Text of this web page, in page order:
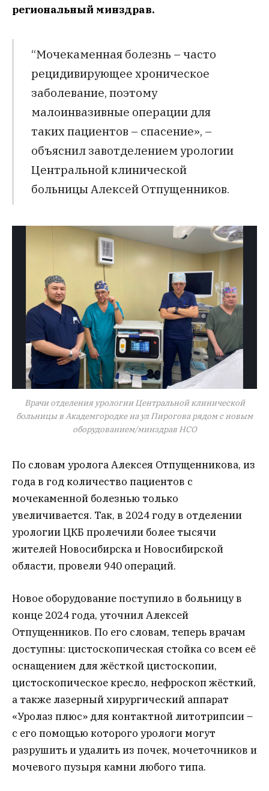
региональный минздрав.
“Мочекаменная болезнь – часто
рецидивирующее хроническое
заболевание, поэтому
малоинвазивные операции для
таких пациентов – спасение», –
объяснил завотделением урологии
Центральной клинической
больницы Алексей Отпущенников.
Врачи отделения урологии Центральной клинической
больницы в Академгородке на ул Пирогова рядом с новым
оборудованием/минздрав НСО
По словам уролога Алексея Отпущенникова, из
года в год количество пациентов с
мочекаменной болезнью только
увеличивается. Так, в 2024 году в отделении
урологии ЦКБ пролечили более тысячи
жителей Новосибирска и Новосибирской
области, провели 940 операций.
Новое оборудование поступило в больницу в
конце 2024 года, уточнил Алексей
Отпущенников. По его словам, теперь врачам
доступны: цистоскопическая стойка со всем её
оснащением для жёсткой цистоскопии,
цистоскопическое кресло, нефроскоп жёсткий,
а также лазерный хирургический аппарат
«Уролаз плюс» для контактной литотрипсии –
с его помощью которого урологи могут
разрушить и удалить из почек, мочеточников и
мочевого пузыря камни любого типа.